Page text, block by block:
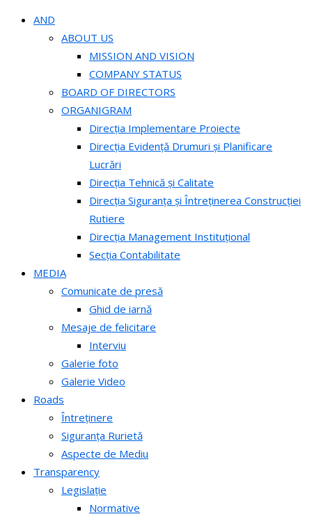
AND
ABOUT US
MISSION AND VISION
COMPANY STATUS
BOARD OF DIRECTORS
ORGANIGRAM
Direcția Implementare Proiecte
Direcția Evidență Drumuri și Planificare
Lucrări
Direcția Tehnică și Calitate
Direcția Siguranța și Întreținerea Construcției
Rutiere
Direcția Management Instituțional
Secția Contabilitate
MEDIA
Comunicate de presă
Ghid de iarnă
Mesaje de felicitare
Interviu
Galerie foto
Galerie Video
Roads
Întreținere
Siguranța Rurietă
Aspecte de Mediu
Transparency
Legislație
Normative